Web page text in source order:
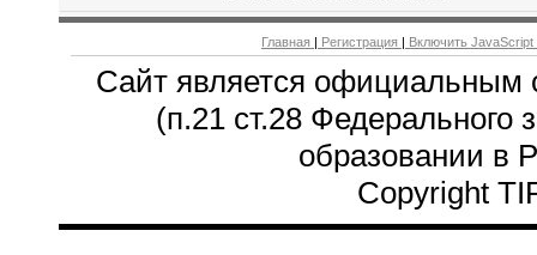
Главная | Регистрация | Включить JavaScript
Сайт является официальным
(п.21 ст.28 Федерального
образовании в
Copyright